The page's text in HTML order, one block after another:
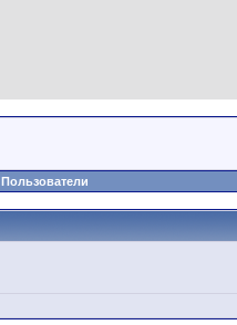
Пользователи